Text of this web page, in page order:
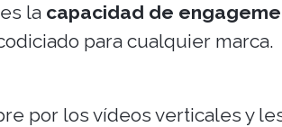
la capacidad de
para cualquier marca.
por los vídeos verticales y